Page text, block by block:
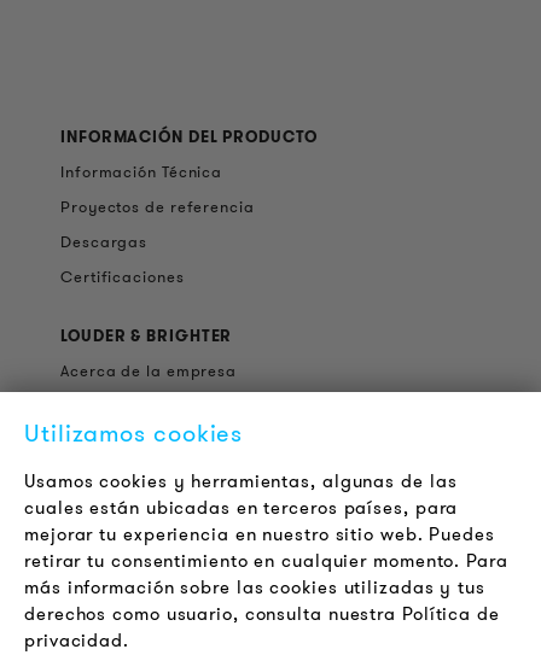
INFORMACIÓN DEL PRODUCTO
Información Técnica
Proyectos de referencia
Descargas
Certificaciones
LOUDER & BRIGHTER
Acerca de la empresa
Jobs
Boletín
LEGAL
Terminos y Condiciones Generales
Aviso de Privacidad
Pie de Imprenta
Utilizamos cookies
Usamos cookies y herramientas, algunas de las
cuales están ubicadas en terceros países, para
mejorar tu experiencia en nuestro sitio web. Puedes
retirar tu consentimiento en cualquier momento. Para
más información sobre las cookies utilizadas y tus
derechos como usuario, consulta nuestra Política de
privacidad.